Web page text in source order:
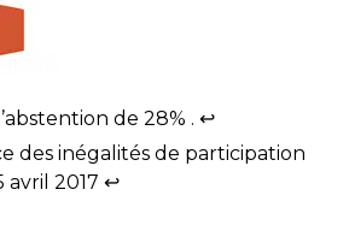
de 28% . ↩︎
des inégalités de participation
avril 2017 ↩︎